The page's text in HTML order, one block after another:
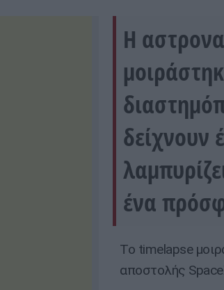
Η
δείχνουν
ένα
Το timelapse
αποστολής